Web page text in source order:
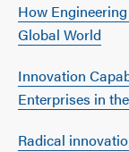
How
Global World
Innovation
Enterprises in
Radical